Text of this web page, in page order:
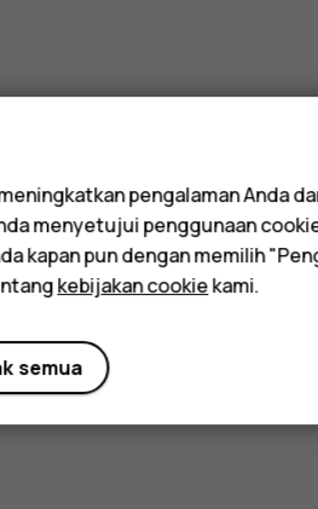
pengalaman Anda
menyetujui penggunaan
kapan pun dengan memilih
kebijakan cookiekami.
semua